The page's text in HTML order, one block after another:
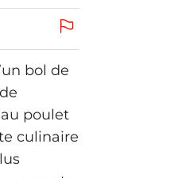
bol de
poulet
culinaire